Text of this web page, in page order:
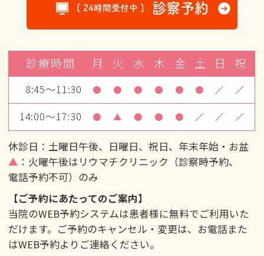
[ 24時間受付中 ] 診察予約
診療時間 月 火 水 木 金 土 日 祝
8:45～11:30 ● ● ● ● ● ● ／ ／
14:00～17:30 ● ▲ ● ● ● ／ ／ ／
休診日：土曜日午後、日曜日、祝日、年末年始・お盆
▲ ：火曜午後はリウマチクリニック（診察時予約、
電話予約不可）のみ
【ご予約にあたってのご案内】
当院のWEB予約システムは患者様に無料でご利用いた
だけます。ご予約のキャンセル・変更は、お電話また
はWEB予約よりご連絡ください。